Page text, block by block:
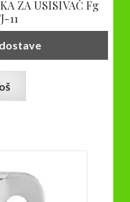
ZA USISIVAČ Fg
11